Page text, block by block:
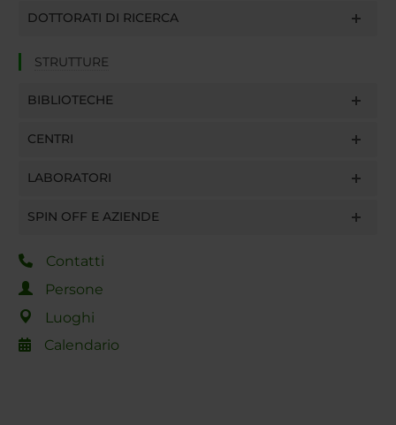
DOTTORATI DI RICERCA
STRUTTURE
BIBLIOTECHE
CENTRI
LABORATORI
SPIN OFF E AZIENDE
Contatti
Persone
Luoghi
Calendario